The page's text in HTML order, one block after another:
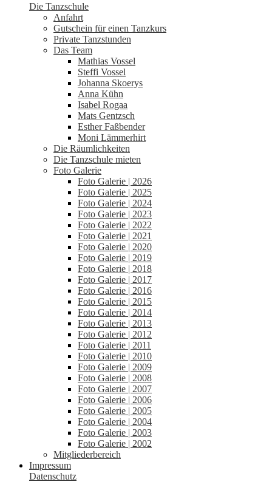
Die Tanzschule
Anfahrt
Gutschein für einen Tanzkurs
Private Tanzstunden
Das Team
Mathias Vossel
Steffi Vossel
Johanna Skoerys
Anna Kühn
Isabel Rogaa
Mats Gentzsch
Esther Faßbender
Moni Lämmerhirt
Die Räumlichkeiten
Die Tanzschule mieten
Foto Galerie
Foto Galerie | 2026
Foto Galerie | 2025
Foto Galerie | 2024
Foto Galerie | 2023
Foto Galerie | 2022
Foto Galerie | 2021
Foto Galerie | 2020
Foto Galerie | 2019
Foto Galerie | 2018
Foto Galerie | 2017
Foto Galerie | 2016
Foto Galerie | 2015
Foto Galerie | 2014
Foto Galerie | 2013
Foto Galerie | 2012
Foto Galerie | 2011
Foto Galerie | 2010
Foto Galerie | 2009
Foto Galerie | 2008
Foto Galerie | 2007
Foto Galerie | 2006
Foto Galerie | 2005
Foto Galerie | 2004
Foto Galerie | 2003
Foto Galerie | 2002
Mitgliederbereich
Impressum
Datenschutz